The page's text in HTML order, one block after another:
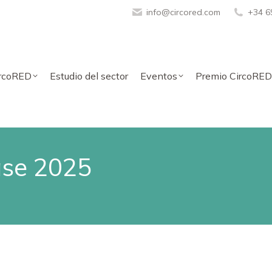
info@circored.com +34
Estudio del sector Eventos Premio CircoRED
2025